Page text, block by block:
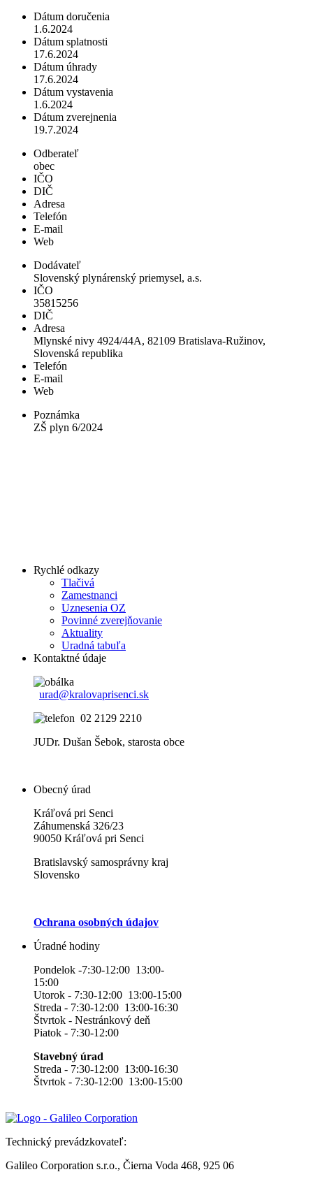
Dátum doručenia
1.6.2024
Dátum splatnosti
17.6.2024
Dátum úhrady
17.6.2024
Dátum vystavenia
1.6.2024
Dátum zverejnenia
19.7.2024
Odberateľ
obec
IČO
DIČ
Adresa
Telefón
E-mail
Web
Dodávateľ
Slovenský plynárenský priemysel, a.s.
IČO
35815256
DIČ
Adresa
Mlynské nivy 4924/44A, 82109 Bratislava-Ružinov,
Slovenská republika
Telefón
E-mail
Web
Poznámka
ZŠ plyn 6/2024
Rychlé odkazy
Tlačivá
Zamestnanci
Uznesenia OZ
Povinné zverejňovanie
Aktuality
Uradná tabuľa
Kontaktné údaje
urad@kralovaprisenci.sk
02 2129 2210
JUDr. Dušan Šebok, starosta obce
Obecný úrad
Kráľová pri Senci
Záhumenská 326/23
90050 Kráľová pri Senci
Bratislavský samosprávny kraj
Slovensko
Ochrana osobných údajov
Úradné hodiny
Pondelok -7:30-12:00 13:00-
15:00
Utorok - 7:30-12:00 13:00-15:00
Streda - 7:30-12:00 13:00-16:30
Štvrtok - Nestránkový deň
Piatok - 7:30-12:00
Stavebný úrad
Streda - 7:30-12:00 13:00-16:30
Štvrtok - 7:30-12:00 13:00-15:00
Technický prevádzkovateľ:
Galileo Corporation s.r.o., Čierna Voda 468, 925 06